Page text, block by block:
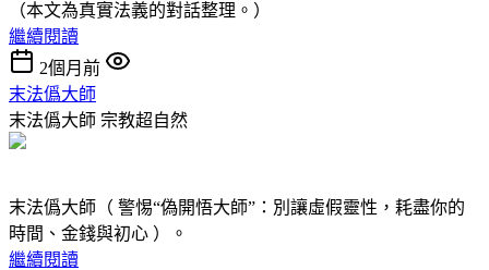
（本文為真實法義的對話整理。）
繼續閱讀
2個月前
末法僞大師
末法僞大師 宗教超自然
末法僞大師（ 警惕“偽開悟大師”：別讓虛假靈性，耗盡你的
時間、金錢與初心 ）。
繼續閱讀